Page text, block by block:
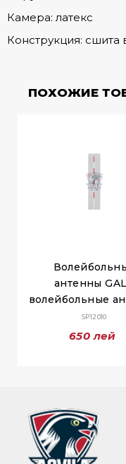
Камера: латекс
Конструкция: сшита
ПОХОЖИЕ
антенны
волейбольные
SP12010
650 лей